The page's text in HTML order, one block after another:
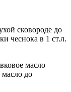
сковороде до
чеснока в 1 ст.л.
масло
масло до